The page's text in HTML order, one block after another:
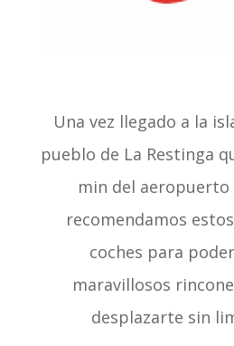
Una vez llegado a la
pueblo de La Restinga
min del
recomendamos
coches para
maravillosos
desplazarte sin